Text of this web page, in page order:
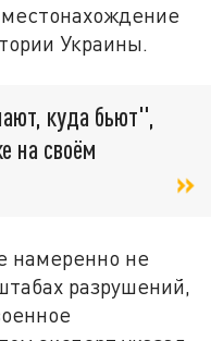
Украины.
куда бьют",
на своём
намеренно не
разрушений,